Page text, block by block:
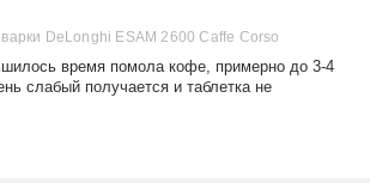
DeLonghi ESAM 2600 Caffe Corso
время помола кофе, примерно до 3-4
слабый получается и таблетка не